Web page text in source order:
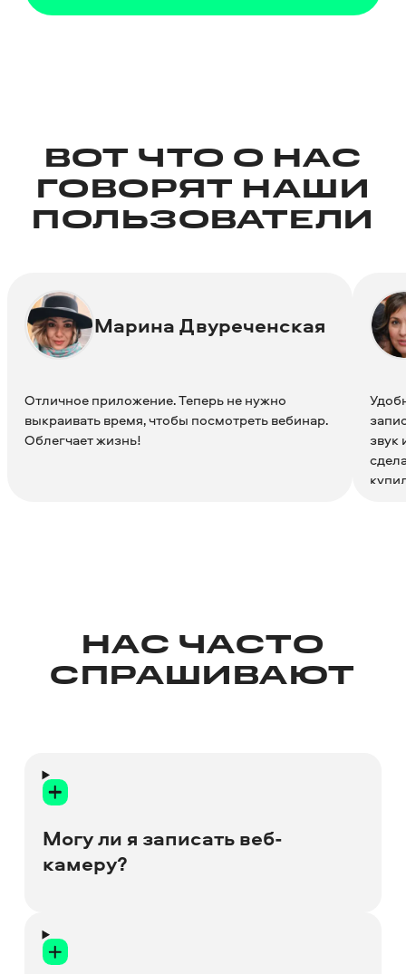
ВОТ ЧТО О НАС
ГОВОРЯТ НАШИ
ПОЛЬЗОВАТЕЛИ
Марина Двуреченская
Отличное приложение. Теперь не нужно
выкраивать время, чтобы посмотреть вебинар.
Облегчает жизнь!
звук
НАС ЧАСТО
СПРАШИВАЮТ
Могу ли я записать веб-
камеру?
Да. Вы легко можете записать
изображение с веб-камеры: